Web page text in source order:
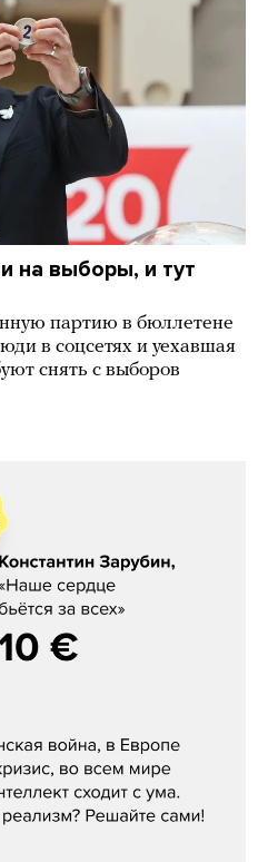
на выборы, и тут
партию в бюллетене
в соцсетях и уехавшая
снять с выборов
«Наше сердце